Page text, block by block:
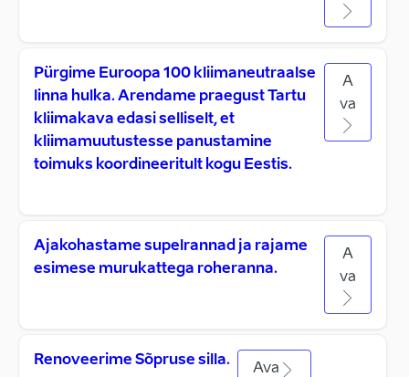
Pürgime Euroopa 100 kliimaneutraalse
linna hulka. Arendame praegust Tartu
kliimakava edasi selliselt, et
kliimamuutustesse panustamine
toimuks koordineeritult kogu Eestis.
A
va
Ajakohastame supelrannad ja rajame
esimese murukattega roheranna.
A
va
Renoveerime Sõpruse silla.
Ava